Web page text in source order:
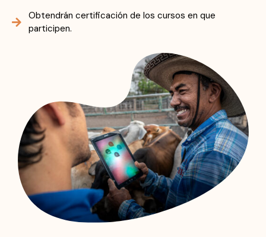
Obtendrán certificación de los cursos en que
participen.